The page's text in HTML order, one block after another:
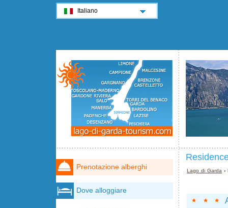
Lago di Garda ›
Prenotazione alberghi
Dove alloggiare
Italiano